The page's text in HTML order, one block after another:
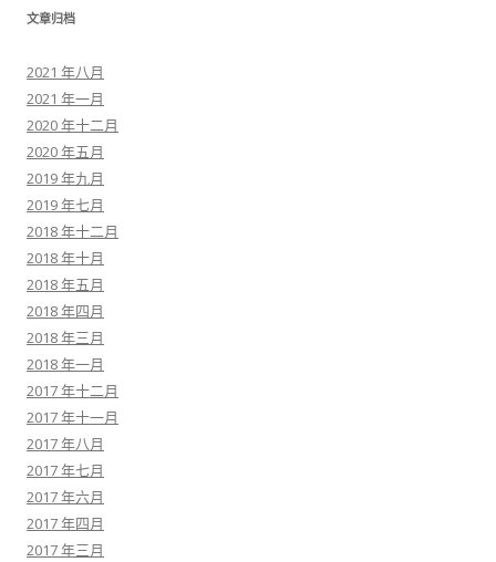
文章归档
2021 年八月
2021 年一月
2020 年十二月
2020 年五月
2019 年九月
2019 年七月
2018 年十二月
2018 年十月
2018 年五月
2018 年四月
2018 年三月
2018 年一月
2017 年十二月
2017 年十一月
2017 年八月
2017 年七月
2017 年六月
2017 年四月
2017 年三月